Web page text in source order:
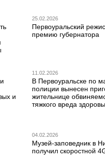
25.02.2026
Первоуральский
премию губернатора
и
11.02.2026
В Первоуральске по
полиции вынесен
жительнице
тяжкого вреда
04.02.2026
Музей-заповедник в
получил скоростной